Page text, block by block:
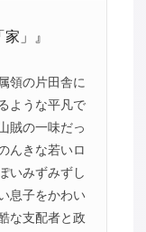
」』
領の片田舎に
ような平凡で
賊の一味だっ
んきな若いロ
いみずみずし
息子をかわい
な支配者と政